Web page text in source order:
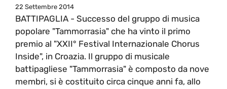
22 Settembre 2014
BATTIPAGLIA - Successo del gruppo di musica
popolare "Tammorrasia" che ha vinto il primo
premio al "XXII° Festival Internazionale Chorus
Inside", in Croazia. Il gruppo di musicale
battipagliese "Tammorrasia" è composto da nove
membri, si è costituito circa cinque anni fa, allo